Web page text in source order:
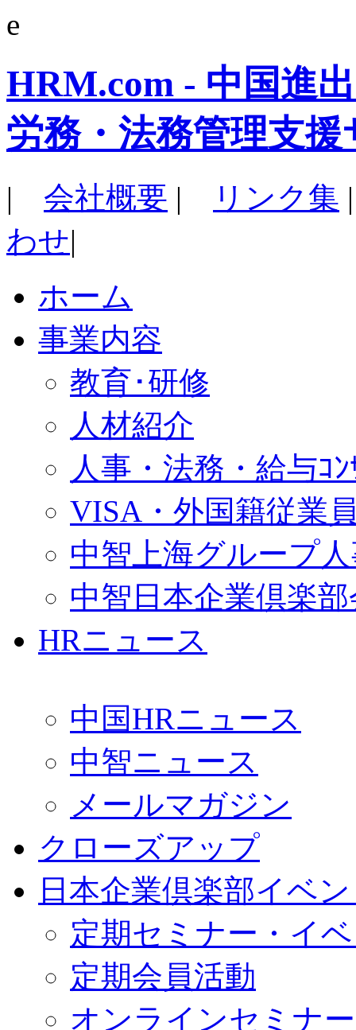
e
HRM.com - 中国進
労務・法務管理支援
| 会社概要 | リンク集
わせ|
ホーム
事業内容
教育･研修
人材紹介
人事・法務・給与ｺﾝ
VISA・外国籍従業
中智上海グループ
中智日本企業倶楽
HRニュース
中国HRニュース
中智ニュース
メールマガジン
クローズアップ
日本企業倶楽部イベ
定期セミナー・イ
定期会員活動
オンラインセミナー